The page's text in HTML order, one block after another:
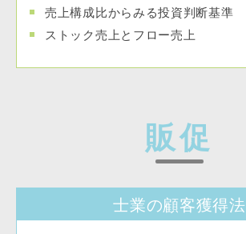
売上構成比からみる投資判断基準
ストック売上とフロー売上
販促
士業の顧客獲得法